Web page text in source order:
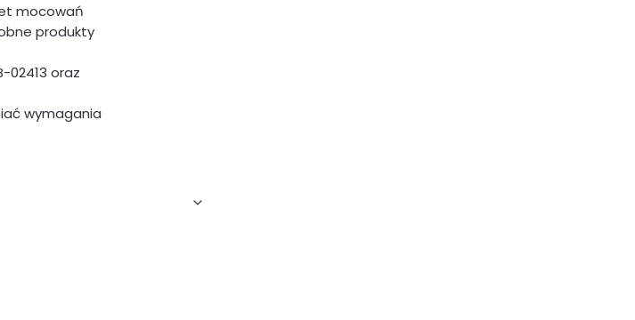
mocowań
produkty
02413 oraz
wymagania